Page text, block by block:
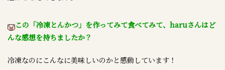
この「冷凍とんかつ」を作ってみて食べてみて、haruさんはど
んな感想を持ちましたか？
冷凍なのにこんなに美味しいのかと感動しています！